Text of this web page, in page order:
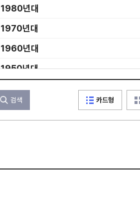
1980년대
1970년대
1960년대
1950년대
미분류
검색 카드형